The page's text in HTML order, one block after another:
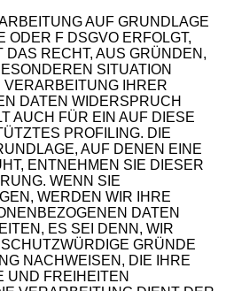
AUF GRUNDLAGE
ODER F DSGVO ERFOLGT,
DAS RECHT, AUS GRÜNDEN,
SITUATION
VERARBEITUNG IHRER
DATEN WIDERSPRUCH
AUCH FÜR EIN AUF DIESE
PROFILING. DIE
AUF DENEN EINE
ENTNEHMEN SIE DIESER
WENN SIE
WERDEN WIR IHRE
DATEN
ES SEI DENN, WIR
GRÜNDE
NACHWEISEN, DIE IHRE
UND FREIHEITEN